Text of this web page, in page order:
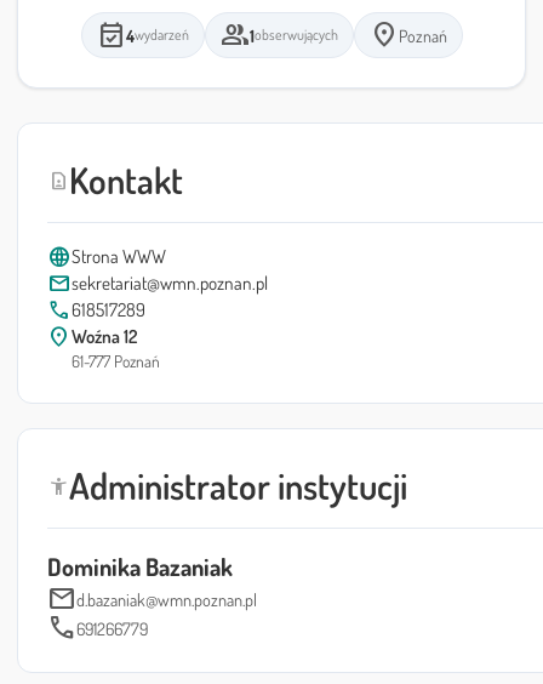
event_available4wydarzeń group1obserwujących location_on Poznań
contact_page Kontakt
languageStrona WWW
mailsekretariat@wmn.poznan.pl
call 618517289
location_on Woźna 12
61-777 Poznań
accessibility_newAdministrator instytucji
Dominika Bazaniak
maild.bazaniak@wmn.poznan.pl
call691266779